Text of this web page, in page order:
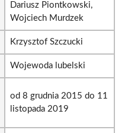
Dariusz Piontkowski,
Wojciech Murdzek
Krzysztof Szczucki
Wojewoda lubelski
od 8 grudnia 2015 do 11
listopada 2019